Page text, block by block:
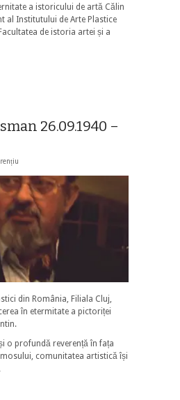
a istoricului de artă Călin
al Institutului de Arte Plastice
de istoria artei și a
26.09.1940 –
din România, Filiala Cluj,
în etermitate a pictoriței
o profundă reverență în fața
comunitatea artistică își